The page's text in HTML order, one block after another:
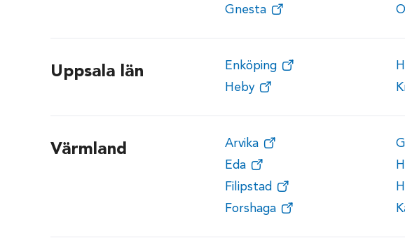
Gnesta
Uppsala län
Enköping
Heby
Värmland
Arvika
Eda
Filipstad
Forshaga